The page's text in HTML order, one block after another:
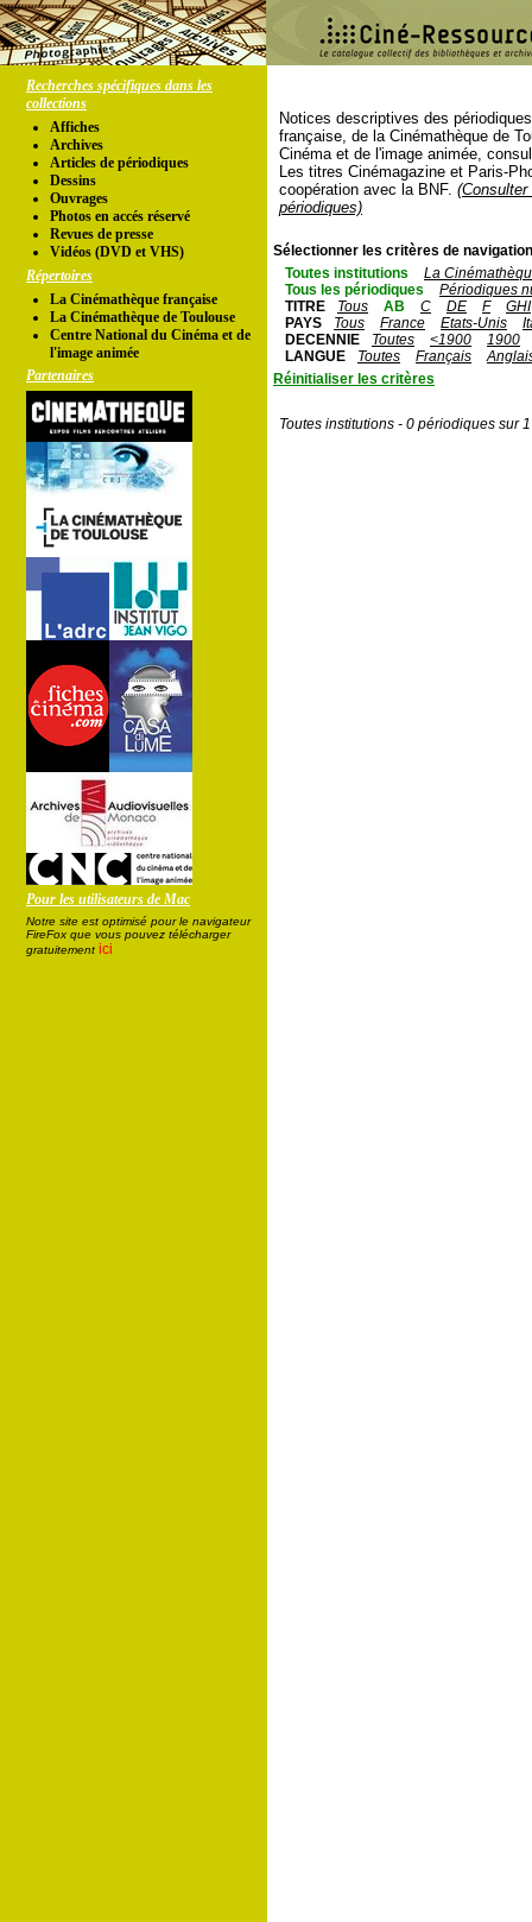
Recherches spécifiques dans les
collections
Affiches
Archives
Articles de périodiques
Dessins
Ouvrages
Photos en accés réservé
Revues de presse
Vidéos (DVD et VHS)
Répertoires
La Cinémathèque française
La Cinémathèque de Toulouse
Centre National du Cinéma et de
l'image animée
Partenaires
Pour les utilisateurs de Mac
Notre site est optimisé pour le navigateur
FireFox que vous pouvez télécharger
gratuitement ici
Notices descriptives des
française, de la Cinémathèque de
Cinéma et de l'image animée,
Les titres Cinémagazine et Paris-
coopération avec la BNF.
périodiques)
Sélectionner les critères de
Toutes institutions
La
Tous les périodiques
Périodiques
TITRE
Tous AB C DE F
GHI
PAYS
Tous France Etats-Unis
DECENNIE
Toutes <1900
1900
LANGUE
Toutes Français
Réinitialiser les critères
Toutes institutions - 0 périodiques sur